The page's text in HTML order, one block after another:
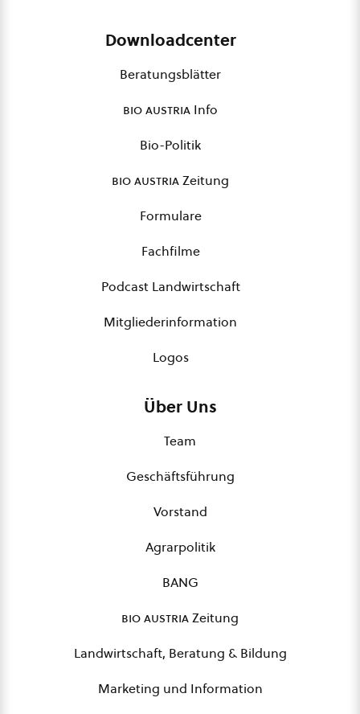
Downloadcenter
Beratungsblätter
bio austria Info
Bio-Politik
bio austriaZeitung
Formulare
Fachfilme
Podcast Landwirtschaft
Mitgliederinformation
Logos
Über Uns
Team
Geschäftsführung
Vorstand
Agrarpolitik
BANG
bio austriaZeitung
Landwirtschaft, Beratung & Bildung
Marketing und Information